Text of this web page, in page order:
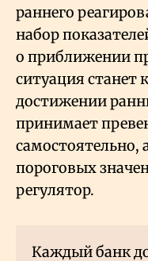
раннего
набор
о приближении
ситуация станет
достижении
принимает
самостоятельно,
пороговых
регулятор.
Каждый банк